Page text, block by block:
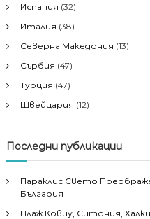
Испания (32)
Италия (38)
Северна Македония (13)
Сърбия (47)
Турция (47)
Швейцария (12)
Последни публикации
Параклис Свето
България
Плаж Ковиу, Ситония,